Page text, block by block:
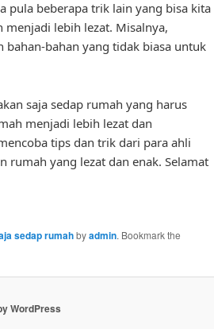
pula beberapa trik lain yang bisa kita
lebih lezat. Misalnya,
bahan yang tidak biasa untuk
saja sedap rumah yang harus
menjadi lebih lezat dan
tips dan trik dari para ahli
rumah yang lezat dan enak. Selamat
sedap rumahbyadmin. Bookmark the
WordPress